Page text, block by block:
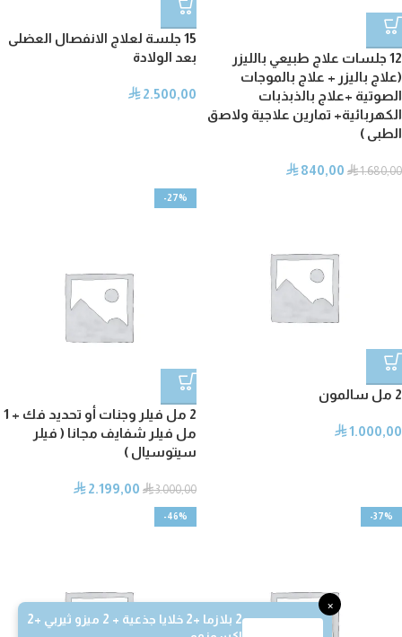
×
2 بلازما +2 خلايا جذعية + 2 ميزو ثيربي +2
12 جلسات علاج طبيعي بالليزر
(علاج باليزر + علاج بالموجات
الصوتية +علاج بالذبذبات
الكهربائية+ تمارين علاجية ولاصق
الطبى )
⃁1.680,00
⃁840,00
15 جلسة لعلاج الانفصال العضلى
بعد الولادة
⃁2.500,00
2 مل سالمون
⃁1.000,00
-27%
2 مل فيلر وجنات أو تحديد فك + 1
مل فيلر شفايف مجانا ( فيلر
سيتوسيال )
⃁3.000,00
⃁2.199,00
-37%
-46%